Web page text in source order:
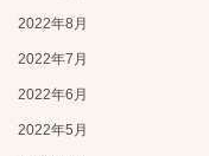
2022年8月
2022年7月
2022年6月
2022年5月